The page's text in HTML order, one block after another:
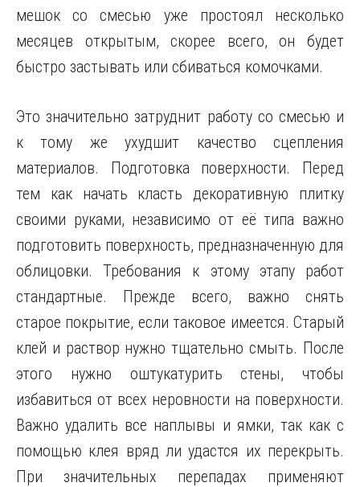
мешок со смесью уже простоял несколько
месяцев открытым, скорее всего, он будет
быстро застывать или сбиваться комочками.
Это значительно затруднит работу со смесью и
к тому же ухудшит качество сцепления
материалов. Подготовка поверхности. Перед
тем как начать класть декоративную плитку
своими руками, независимо от её типа важно
подготовить поверхность, предназначенную для
облицовки. Требования к этому этапу работ
стандартные. Прежде всего, важно снять
старое покрытие, если таковое имеется. Старый
клей и раствор нужно тщательно смыть. После
этого нужно оштукатурить стены, чтобы
избавиться от всех неровности на поверхности.
Важно удалить все наплывы и ямки, так как с
помощью клея вряд ли удастся их перекрыть.
При значительных перепадах применяют